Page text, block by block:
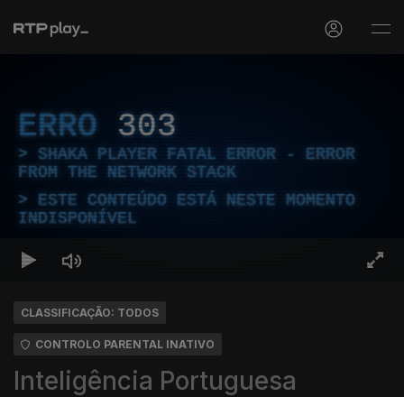
ERRO 303
SHAKA PLAYER FATAL ERROR - ERROR
FROM THE NETWORK STACK
ESTE CONTEÚDO ESTÁ NESTE MOMENTO
INDISPONÍVEL
CLASSIFICAÇÃO: TODOS
CONTROLO PARENTAL INATIVO
Inteligência Portuguesa